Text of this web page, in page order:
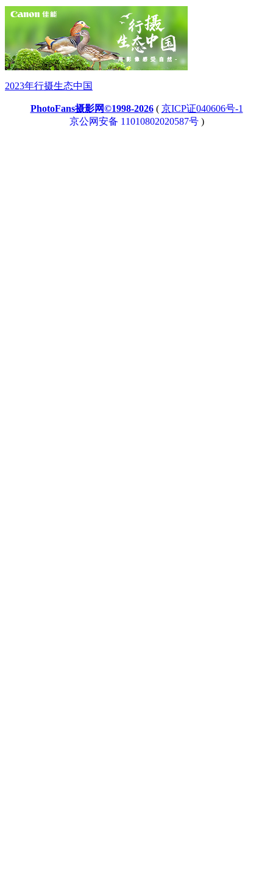
2023年行摄生态中国
PhotoFans摄影网©1998-2026( 京ICP证040606号-1
京公网安备 11010802020587号)